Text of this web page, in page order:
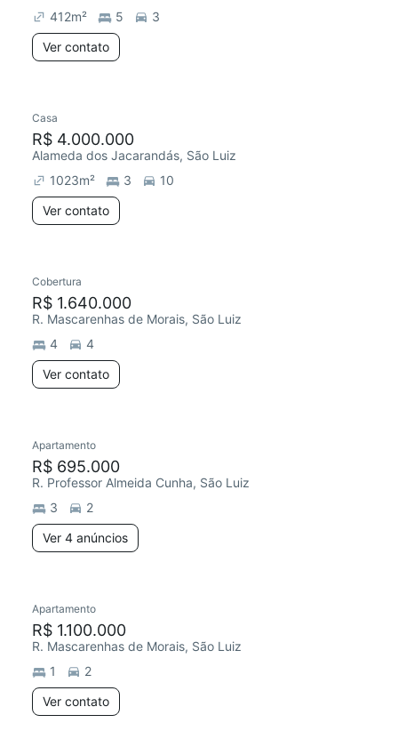
412m² 5
3
Ver contato
Casa
R$ 4.000.000
Alameda dos Jacarandás, São Luiz
1023m² 3
10
Ver contato
Cobertura
R$ 1.640.000
R. Mascarenhas de Morais, São Luiz
4
4
Ver contato
Apartamento
R$ 695.000
R. Professor Almeida Cunha, São Luiz
3
2
Ver 4 anúncios
Apartamento
R$ 1.100.000
R. Mascarenhas de Morais, São Luiz
1
2
Ver contato